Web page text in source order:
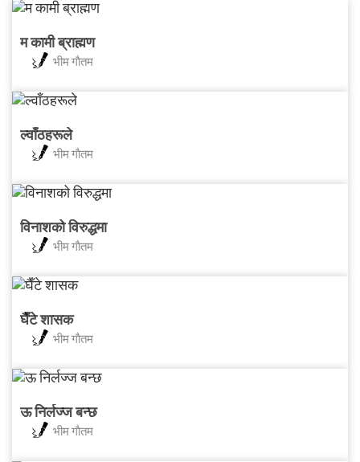
म कामी ब्राह्मण
भीम गाैतम
ल्वाँठहरूले
भीम गाैतम
विनाशको विरुद्धमा
भीम गाैतम
घैँटे शासक
भीम गाैतम
ऊ निर्लज्ज बन्छ
भीम गाैतम